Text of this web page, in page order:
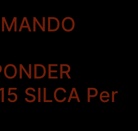
SILCA Per